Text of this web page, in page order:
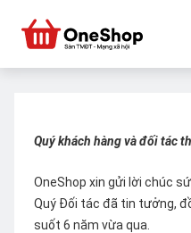
Quý khách hàng và đối tác
OneShop xin gửi lời chúc
Quý Đối tác đã tin tưởng,
suốt 6 năm vừa qua.